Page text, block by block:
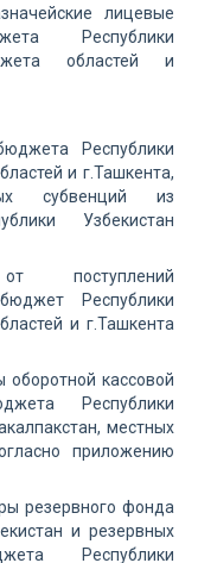
лицевые
Республики
областей и
Республики
и г.Ташкента,
субвенций из
Узбекистан
поступлений
Республики
и г.Ташкента
кассовой
Республики
местных
приложению
резервного фонда
и резервных
Республики